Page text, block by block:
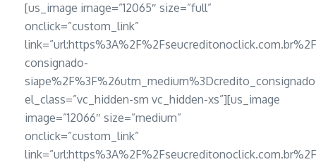
[us_image image=”12065″ size=”full”
onclick=”custom_link”
consignado-
el_class=”vc_hidden-sm vc_hidden-xs”][us_image
image=”12066″ size=”medium”
onclick=”custom_link”